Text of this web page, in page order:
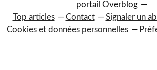
portail Overblog
Top articles
Contact Signaler un
Cookies et données personnelles